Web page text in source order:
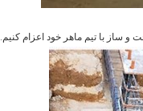
و ساز با تیم ماهر خود اعزام کنیم.